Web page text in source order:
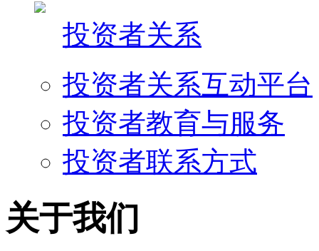
投资者关系
投资者关系互动平台
投资者教育与服务
投资者联系方式
关于我们